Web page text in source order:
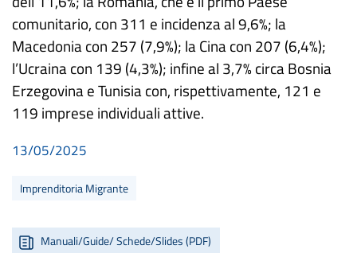
comunitario, con 311 e incidenza al 9,6%; la
Macedonia con 257 (7,9%); la Cina con 207 (6,4%);
l’Ucraina con 139 (4,3%); infine al 3,7% circa Bosnia
Erzegovina e Tunisia con, rispettivamente, 121 e
119 imprese individuali attive.
13/05/2025
Imprenditoria Migrante
Manuali/Guide/ Schede/Slides (PDF)